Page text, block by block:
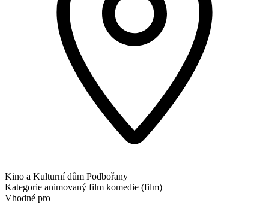
Kino a Kulturní dům Podbořany
Kategorie animovaný film komedie (film)
Vhodné pro